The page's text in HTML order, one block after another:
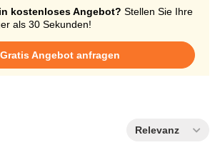
sind in verschiedenen Modellen und
oder Kunststoff erhältlich, und eignen sich
Zeitalter.
kostenloses Angebot? Stellen Sie Ihre
als 30 Sekunden!
Gratis Angebot anfragen
Relevanz